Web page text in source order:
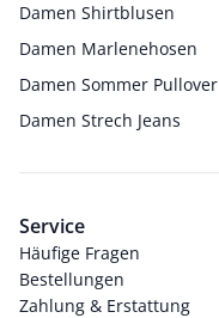
Damen Shirtblusen
Damen Marlenehosen
Damen Sommer Pullover
Damen Strech Jeans
Service
Häufige Fragen
Bestellungen
Zahlung & Erstattung